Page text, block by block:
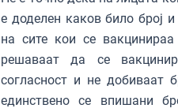
е доделен каков било број
на сите кои се
решаваат да се
согласност и не добиваат
единствено се впишани